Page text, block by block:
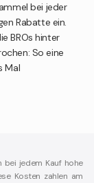
bei jeder
Rabatte ein.
BROs hinter
So eine
Mal
bei jedem Kauf hohe
Kosten zahlen am